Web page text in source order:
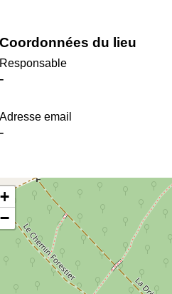
Coordonnées du lieu
Responsable
-
Adresse email
-
+
−